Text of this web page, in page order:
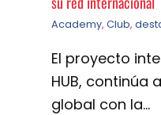
Academy, Club,
El proyecto
HUB, continúa
global con la…